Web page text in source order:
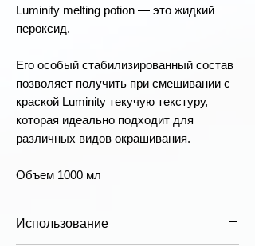
Luminity melting potion — это жидкий
пероксид.
Его особый стабилизированный состав
позволяет получить при смешивании с
краской Luminity текучую текстуру,
которая идеально подходит для
различных видов окрашивания.
Объем 1000 мл
Использование